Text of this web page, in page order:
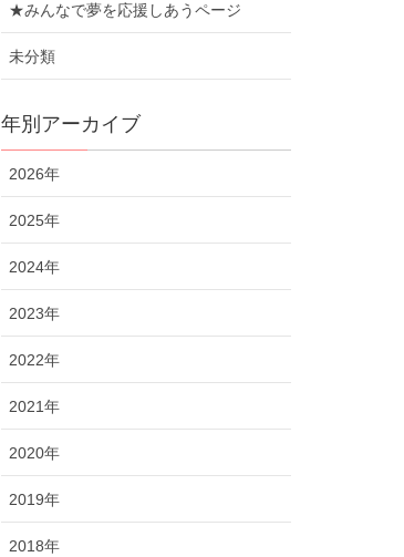
★みんなで夢を応援しあうページ
未分類
年別アーカイブ
2026年
2025年
2024年
2023年
2022年
2021年
2020年
2019年
2018年